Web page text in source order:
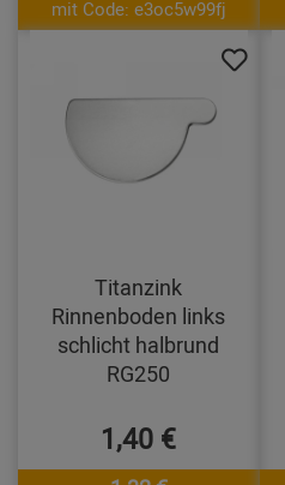
mit Code: e3oc5w99fj
Titanzink
Rinnenboden links
schlicht halbrund
RG250
1,40 €